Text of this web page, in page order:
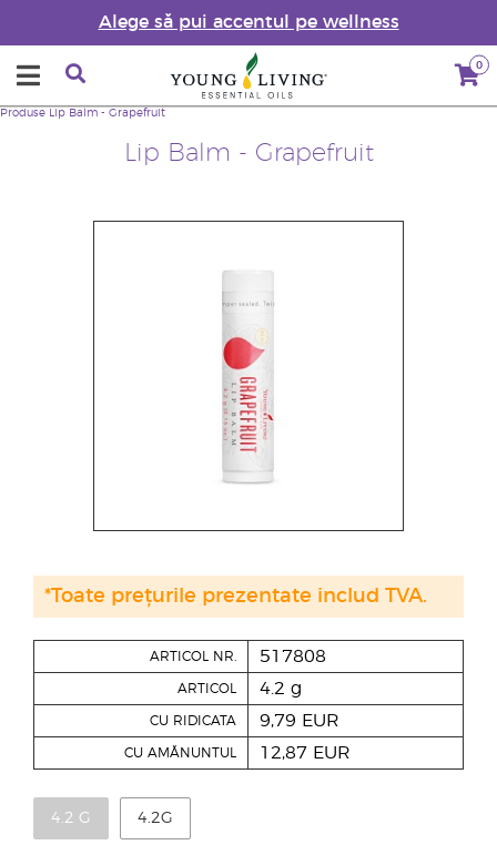
Alege să pui accentul pe wellness
0
Lip Balm - Grapefruit
Produse Lip Balm - Grapefruit
ARTICOL NR. 517808
ARTICOL 4.2 g
CU RIDICATA 9,79 EUR
CU AMĂNUNTUL 12,87 EUR
4.2 G 4.2G
*Toate prețurile prezentate includ TVA.